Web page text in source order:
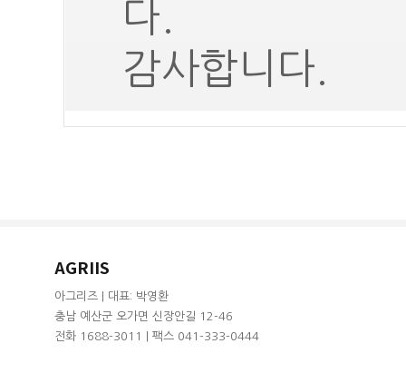
다.
감사합니다.
AGRIIS
아그리즈 | 대표: 박영환
충남 예산군 오가면 신장안길 12-46
전화 1688-3011 | 팩스 041-333-0444